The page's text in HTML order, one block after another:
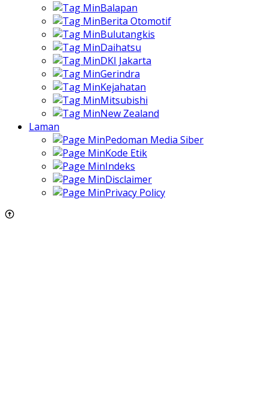
Balapan
Berita Otomotif
Bulutangkis
Daihatsu
DKI Jakarta
Gerindra
Kejahatan
Mitsubishi
New Zealand
Laman
Pedoman Media Siber
Kode Etik
Indeks
Disclaimer
Privacy Policy